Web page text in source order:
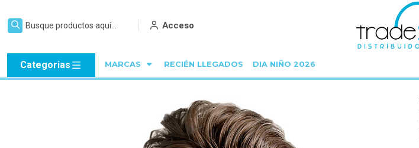
Acceso
Categorias MARCAS RECIÉN LLEGADOS DIA NIÑO 2026
Inicio C Y B E R C Y B E R 30%